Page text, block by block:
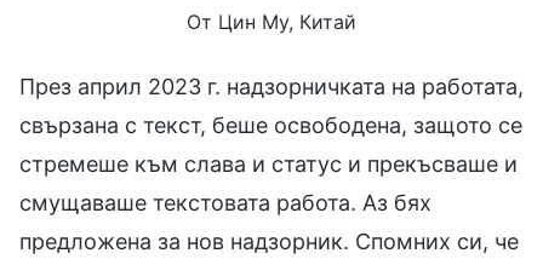
От Цин Му, Китай
През април 2023 г. надзорничката на работата,
свързана с текст, беше освободена, защото се
стремеше към слава и статус и прекъсваше и
смущаваше текстовата работа. Аз бях
предложена за нов надзорник. Спомних си, че